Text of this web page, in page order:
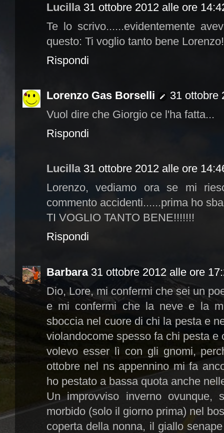
Lucilla 31 ottobre 2012 alle ore
Te lo scrivo......evidentemente
questo: Ti voglio tanto bene
Rispondi
Lorenzo Gas Borselli
31 ottobre
Vuol dire che Giorgio ce l'ha fatta...
Rispondi
Lucilla 31 ottobre 2012 alle ore
Lorenzo, vediamo ora se mi
commento accidenti......prima ho
TI VOGLIO TANTO BENE!!!!!!!
Rispondi
Barbara 31 ottobre 2012 alle ore
Dio, Lore, mi confermi che sei un
e mi confermi che la neve e la
sboccia nel cuore di chi la pesta e
violandocome spesso fa chi pesta e
volevo esser lì con gli gnomi,
ottobre nel ns appennino mi fa
ho pestato a bassa quota anche
Un improvviso inverno ovunque,
morbido (solo il giorno prima) nel
coperta della nonna, il giallo